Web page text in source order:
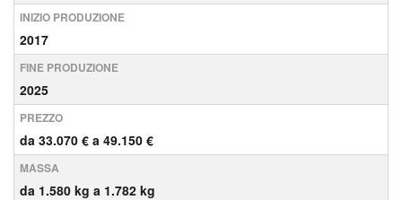
INIZIO PRODUZIONE
2017
FINE PRODUZIONE
2025
PREZZO
da 33.070 € a 49.150 €
MASSA
da 1.580 kg a 1.782 kg